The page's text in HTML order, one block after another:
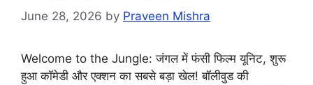
June 28, 2026 by Praveen Mishra
Welcome to the Jungle: जंगल में फंसी फिल्म यूनिट, शुरू
हुआ कॉमेडी और एक्शन का सबसे बड़ा खेल! बॉलीवुड की